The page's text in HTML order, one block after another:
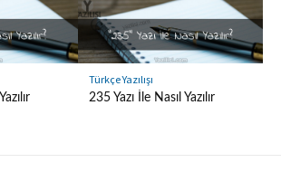
Türkçe Yazılışı
235 Yazı İle Nasıl Yazılır